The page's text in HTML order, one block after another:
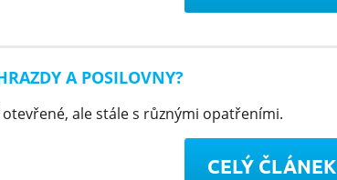
A POSILOVNY?
ale stále s různými opatřeními.
CELÝ ČLÁNEK